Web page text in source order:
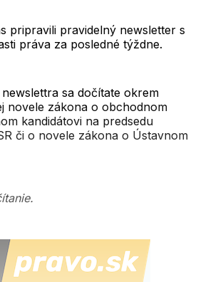
pripravili pravidelný newsletter s
práva za posledné týždne.
sa dočítate okrem
novele zákona o obchodnom
kandidátovi na predsedu
či o novele zákona o Ústavnom